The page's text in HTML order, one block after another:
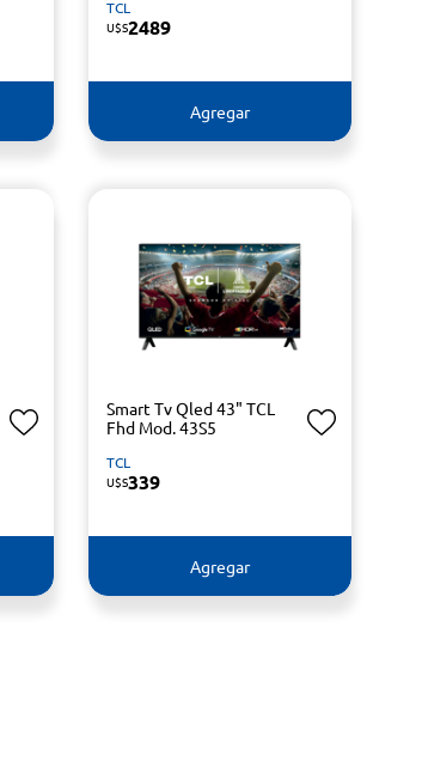
TCL
U$S2489
Agregar
Smart Tv Qled 43" TCL
Fhd Mod. 43S5
TCL
U$S339
Agregar